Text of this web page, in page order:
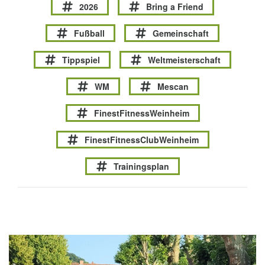
2026 Bring a Friend
Fußball Gemeinschaft
Tippspiel Weltmeisterschaft
WM Mescan
FinestFitnessWeinheim
FinestFitnessClubWeinheim
Trainingsplan